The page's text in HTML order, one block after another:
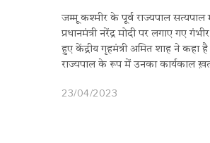
जम्मू कश्मीर के पूर्व राज्यपाल सत्यपाल
प्रधानमंत्री नरेंद्र मोदी पर लगाए गए
हुए केंद्रीय गृहमंत्री अमित शाह ने कहा
राज्यपाल के रूप में उनका कार्यकाल
23/04/2023